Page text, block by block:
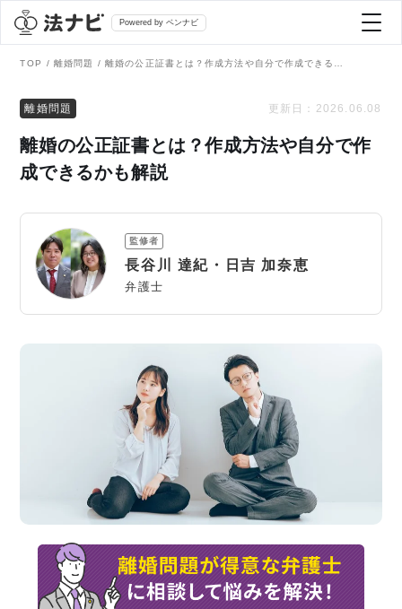
Powered by ベンナビ
全て
刑事事件
債務整理
労働問題
債権回収
IT・ネット
弁護士を探す
AI Search Premium
掲載をご検討の弁護士の方へ
TOP 離婚問題
離婚問題 更新日： 2026.06.08
離婚の公正証書とは？作成方法や自分で作
成できるかも解説
監修者
長谷川 達紀・日吉 加奈恵
弁護士